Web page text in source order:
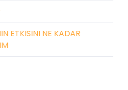
ETKISINI NE KADAR